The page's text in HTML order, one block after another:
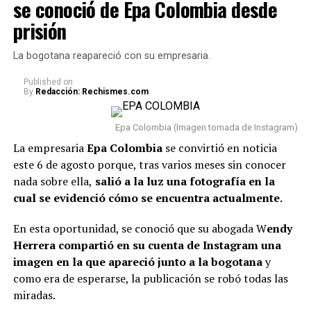
En este caso, el comediante fue tema de conversación
recientemente porque, tras varios meses de volver a su
vida real, re veló cómo se encuentra actualmente su
“Van dos meses. Hoy, después
de dos meses, estoy
totalmente tranquilo, estoy
bien. Incluso, para que dejen el
tema ahí también, con la
mamá de la niña estoy bien.
Como se lo dije a ella, tal vez
en algunas vainas no
compaginamos, se acabó lo
se conoció de Epa Colombia desde
prisión
La bogotana reapareció con su empresaria.
Published on
By Redacción: Rechismes.com
Epa Colombia (Imagen tomada de Instagram)
La empresariaEpa Colombiase convirtió en noticia
este 6 de agosto porque, tras varios meses sin conocer
nada sobre ella, salió a la luz una fotografía en la
cual se evidenció cómo se encuentra actualmente.
En esta oportunidad, se conoció que su abogada Wendy
Herrera compartió en su cuenta de Instagram una
imagen en la que apareció junto a la bogotanay
como era de esperarse, la publicación se robó todas las
miradas.